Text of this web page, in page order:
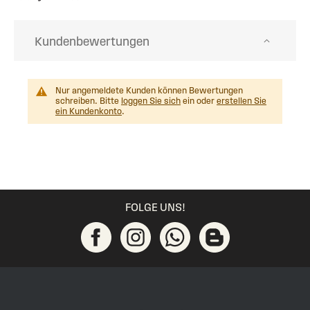
Kundenbewertungen
Nur angemeldete Kunden können Bewertungen
schreiben. Bitte loggen Sie sich ein oder erstellen Sie
ein Kundenkonto.
FOLGE UNS!